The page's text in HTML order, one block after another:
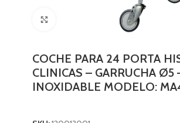
COCHE PARA 24 PORTA
CLINICAS – GARRUCHA Ø5
INOXIDABLE MODELO: